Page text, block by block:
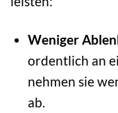
Weniger
ordentlich an
nehmen sie
ab.